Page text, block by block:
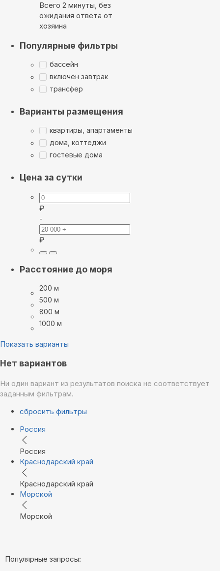
Всего 2 минуты, без
ожидания ответа от
хозяина
Популярные фильтры
бассейн
включён завтрак
трансфер
Варианты размещения
квартиры, апартаменты
дома, коттеджи
гостевые дома
Цена за сутки
₽
-
₽
Расстояние до моря
200 м
500 м
800 м
1000 м
Показать варианты
Нет вариантов
Ни один вариант из результатов поиска не соответствует
заданным фильтрам.
сбросить фильтры
Россия
Россия
Краснодарский край
Краснодарский край
Морской
Морской
Популярные запросы: